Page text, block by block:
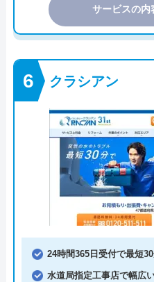
サービスの内
クラシアン
24時間365日受付で最短
水道局指定工事店で幅広